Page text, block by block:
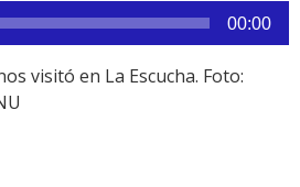
00:00
visitó en La Escucha. Foto: